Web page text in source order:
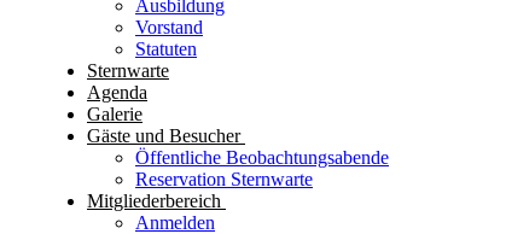
Ausbildung
Vorstand
Statuten
Sternwarte
Agenda
Galerie
Gäste und Besucher
Öffentliche Beobachtungsabende
Reservation Sternwarte
Mitgliederbereich
Anmelden